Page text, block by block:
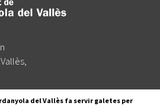
del Vallès fa servir galetes per